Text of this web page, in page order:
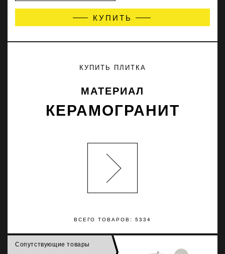
КУПИТЬ
ВСЕГО ТОВАРОВ: 5334
КУПИТЬ ПЛИТКА
МАТЕРИАЛ
КЕРАМОГРАНИТ
Сопутствующие товары